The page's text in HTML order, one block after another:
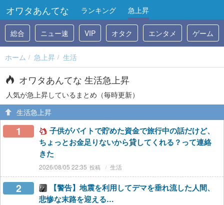
オワタあんてな ランキング 急上昇
総合 ニュー速 VIP オタク エンタメ ゲーム
ホーム 急上昇 生活
オワタあんてな 生活急上昇
人気が急上昇しているまとめ（毎時更新）
生活急上昇
1
子供がバイトで貯めた資金で旅行中の話だけど、
ちょっとお金足りないから貸してくれる？って連絡
きた
2026/08/05 22:35 生活
2
【警告】地震を利用してデマを垂れ流した人間、
悲惨な末路を迎える…